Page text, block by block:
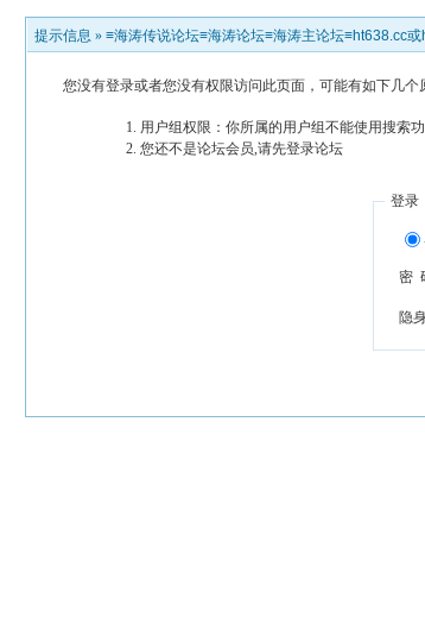
提示信息 » ≡海涛传说论坛≡海涛论坛≡海涛主论坛≡ht638.cc
您没有登录或者您没有权限访问此页面，可能有如下几个
用户组权限：你所属的用户组不能使用搜索
您还不是论坛会员,请先登录论坛
登录
密
隐